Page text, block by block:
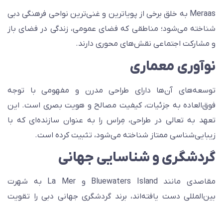
Meraas به خلق برخی از پویاترین و غنی‌ترین نواحی فرهنگی دبی
می‌شود؛ مناطقی که فضای عمومی، زندگی در فضای باز
مشارکت اجتماعی نقش‌های محوری دارند.
معماری
آن‌ها دارای طراحی مدرن و مفهومی با توجه
به جزئیات، کیفیت مصالح و هویت بصری است. این
به تعالی در طراحی، مِراس را به عنوان سازنده‌ای که با
ممتاز شناخته می‌شود، تثبیت کرده است.
و شناسایی جهانی
مقاصدی مانند Bluewaters Island و La Mer به شهرت
دست یافته‌اند، برند گردشگری جهانی دبی را تقویت